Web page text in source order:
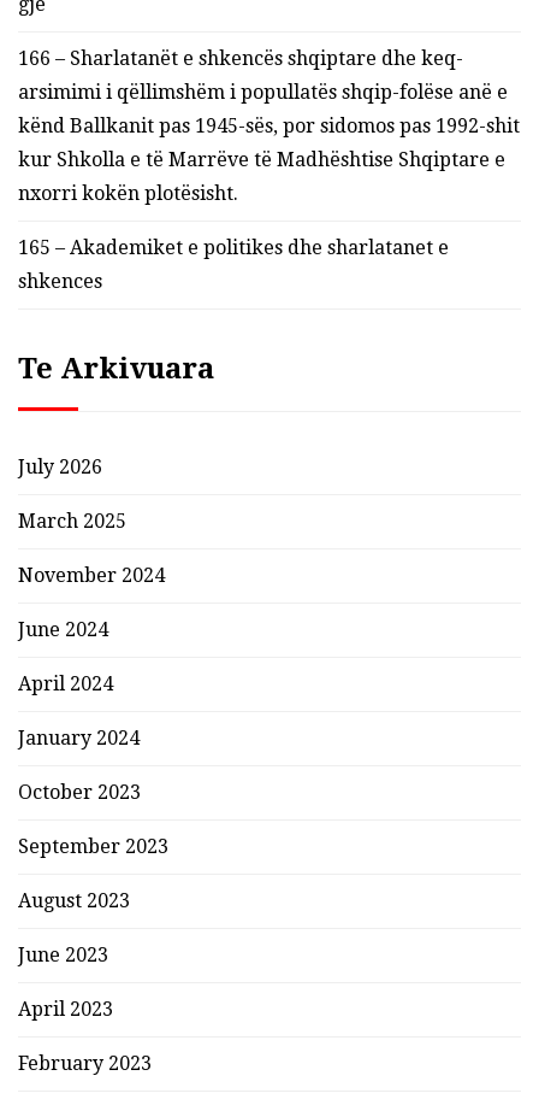
166 – Sharlatanët e shkencës shqiptare dhe keq-
arsimimi i qëllimshëm i popullatës shqip-folëse anë e
kënd Ballkanit pas 1945-sës, por sidomos pas 1992-shit
kur Shkolla e të Marrëve të Madhështise Shqiptare e
nxorri kokën plotësisht.
165 – Akademiket e politikes dhe sharlatanet e
shkences
Te Arkivuara
July 2026
March 2025
November 2024
June 2024
April 2024
January 2024
October 2023
September 2023
August 2023
June 2023
April 2023
February 2023